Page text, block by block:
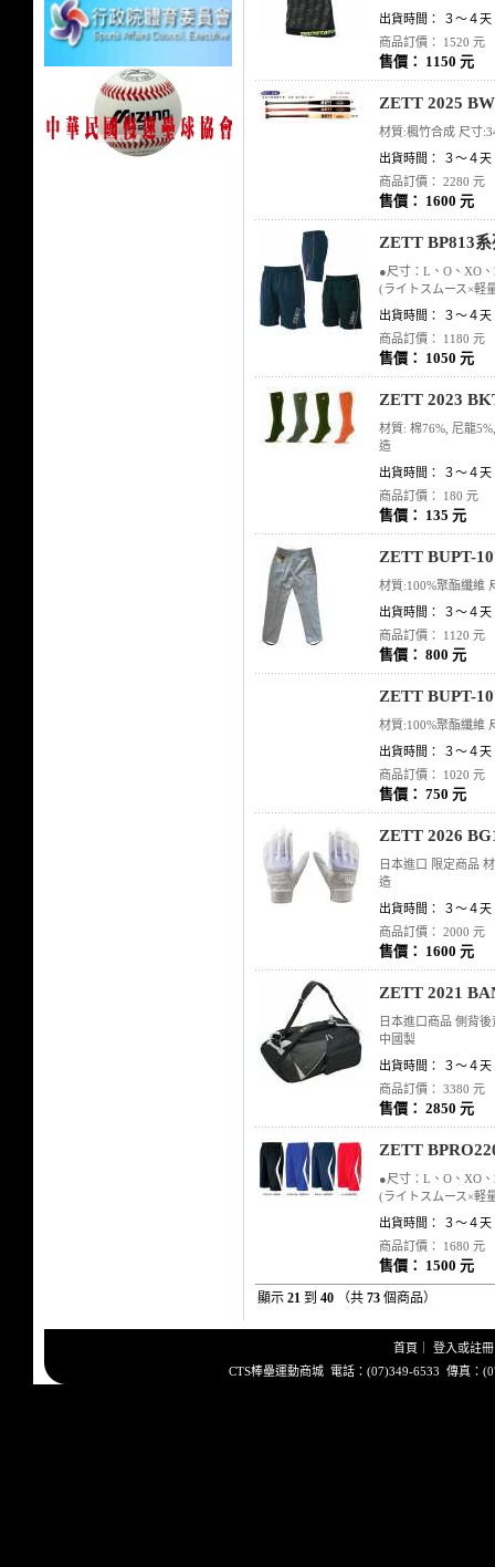
出貨時間： ３～４天
商品訂價： 1520 元
售價： 1150 元
ZETT 2025
材質:楓竹合成 尺寸
出貨時間： ３～４天
商品訂價： 2280 元
售價： 1600 元
ZETT BP813
●尺寸：L、O、XO
(ライトスムース×軽
出貨時間： ３～４天
商品訂價： 1180 元
售價： 1050 元
ZETT 2023
材質: 棉76%, 尼龍
造
出貨時間： ３～４天
商品訂價： 180 元
售價： 135 元
ZETT BUPT-
材質:100%聚酯纖維
出貨時間： ３～４天
商品訂價： 1120 元
售價： 800 元
ZETT BUPT-
材質:100%聚酯纖維
出貨時間： ３～４天
商品訂價： 1020 元
售價： 750 元
ZETT 2026
日本進口 限定商品
造
出貨時間： ３～４天
商品訂價： 2000 元
售價： 1600 元
ZETT 2021
日本進口商品 側背
中國製
出貨時間： ３～４天
商品訂價： 3380 元
售價： 2850 元
ZETT
●尺寸：L、O、XO
(ライトスムース×軽
出貨時間： ３～４天
商品訂價： 1680 元
售價： 1500 元
顯示 21 到 40 （共 73 個商品）
首頁 登入或註冊
CTS棒壘運動商城 電話：(07)349-6533 傳真：